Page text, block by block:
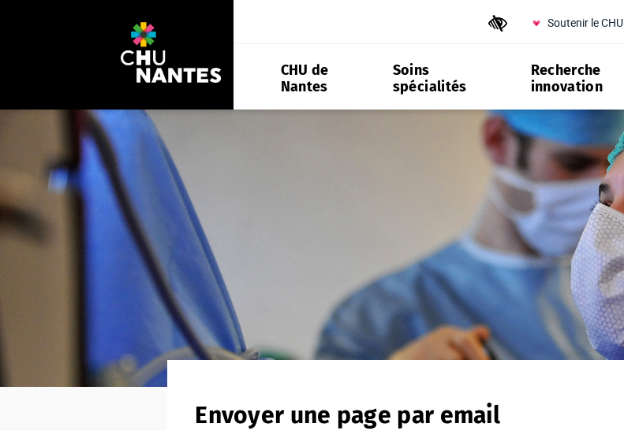
Outils d'accessibilité
Soutenir le CHU
CHU de
Nantes
Soins
spécialités
Recherche
innovation
Envoyer une page par email